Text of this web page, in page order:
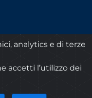
analytics e di terze
accetti l’utilizzo dei